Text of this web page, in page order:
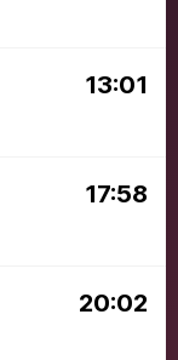
13:01
17:58
20:02